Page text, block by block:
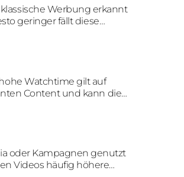
Werbung erkannt
geringer fällt diese
Watchtime gilt auf
Content und kann die
oder Kampagnen genutzt
Videos häufig höhere